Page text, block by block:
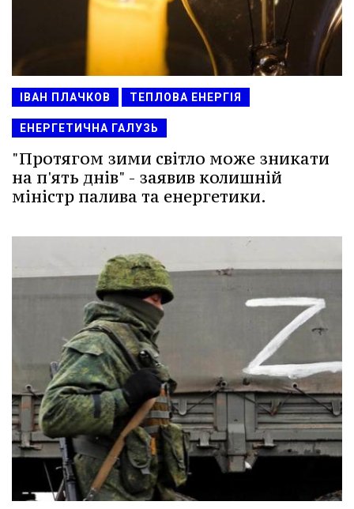
ІВАН ПЛАЧКОВ ТЕПЛОВА ЕНЕРГІЯ
ЕНЕРГЕТИЧНА ГАЛУЗЬ
"Протягом зими світло може зникати
на п'ять днів" - заявив колишній
міністр палива та енергетики.